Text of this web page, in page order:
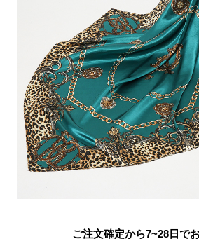
ご注文確定から7~28日で